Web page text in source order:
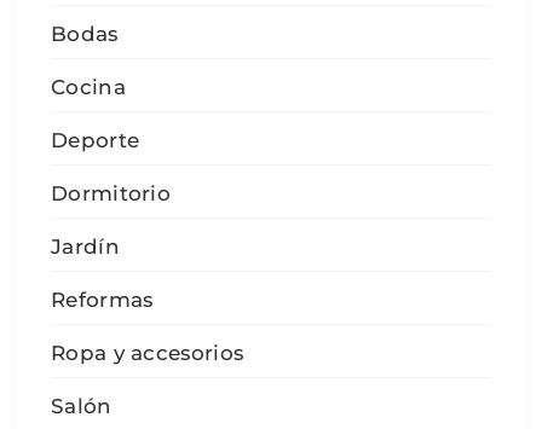
Bodas
Cocina
Deporte
Dormitorio
Jardín
Reformas
Ropa y accesorios
Salón